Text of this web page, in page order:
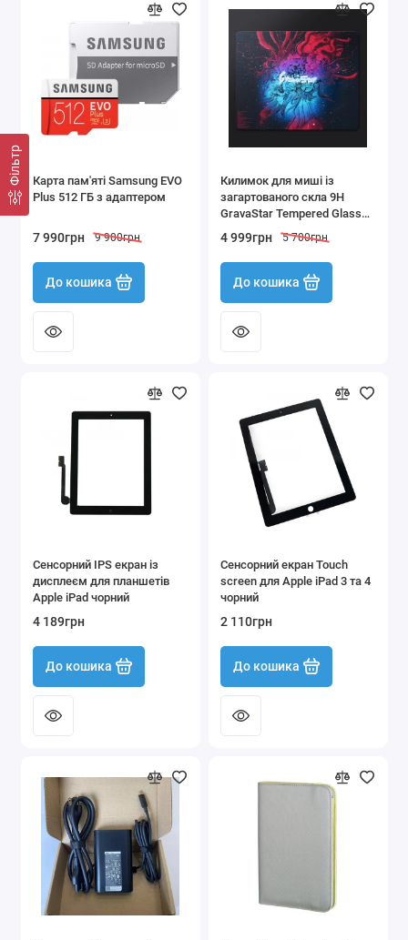
Фільтр
Карта пам'яті Samsung EVO
Plus 512 ГБ з адаптером
7 990грн 9 900грн
До кошика
Килимок для миші із
загартованого скла 9H
GravaStar Tempered Glass
Gaming Pad 500x400x3.5 мм
4 999грн 5 700грн
До кошика
Сенсорний IPS екран із
дисплеєм для планшетів
Apple iPad чорний
4 189грн
До кошика
Сенсорний екран Touch
screen для Apple iPad 3 та 4
чорний
2 110грн
До кошика